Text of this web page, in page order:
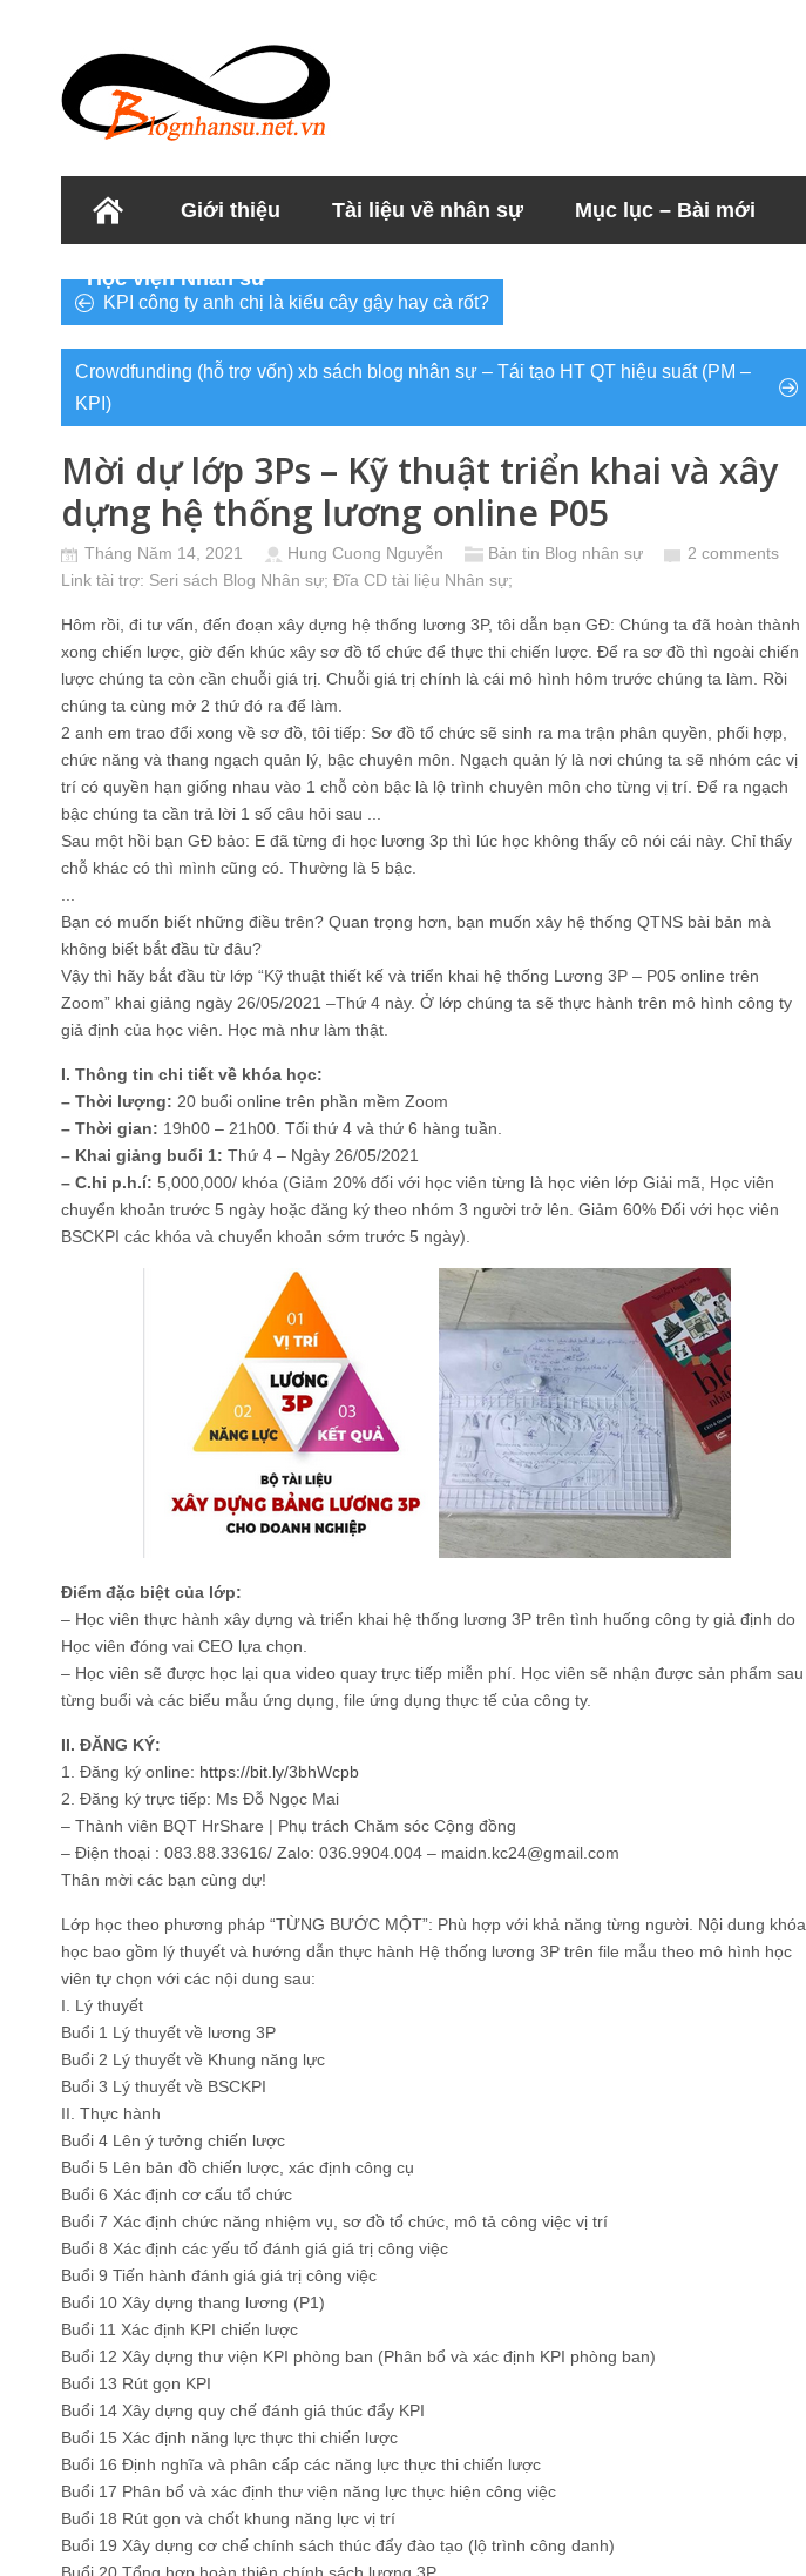
Giới thiệu Tài liệu về nhân sự Mục lục – Bài mới
Học viện Nhân sư
KPI công ty anh chị là kiểu cây gậy hay cà rốt?
Crowdfunding (hỗ trợ vốn) xb sách blog nhân sự – Tái tạo HT QT hiệu suất (PM –
KPI)
Mời dự lớp 3Ps – Kỹ thuật triển khai và xây
dựng hệ thống lương online P05
Tháng Năm 14, 2021 Hung Cuong Nguyễn Bản tin Blog nhân sự
2 comments
Link tài trợ: Seri sách Blog Nhân sự; Đĩa CD tài liệu Nhân sự;
Hôm rồi, đi tư vấn, đến đoạn xây dựng hệ thống lương 3P, tôi dẫn bạn GĐ: Chúng ta đã hoàn thành
xong chiến lược, giờ đến khúc xây sơ đồ tổ chức để thực thi chiến lược. Để ra sơ đồ thì ngoài chiến
lược chúng ta còn cần chuỗi giá trị. Chuỗi giá trị chính là cái mô hình hôm trước chúng ta làm. Rồi
chúng ta cùng mở 2 thứ đó ra để làm.
2 anh em trao đổi xong về sơ đồ, tôi tiếp: Sơ đồ tổ chức sẽ sinh ra ma trận phân quyền, phối hợp,
chức năng và thang ngạch quản lý, bậc chuyên môn. Ngạch quản lý là nơi chúng ta sẽ nhóm các vị
trí có quyền hạn giống nhau vào 1 chỗ còn bậc là lộ trình chuyên môn cho từng vị trí. Để ra ngạch
bậc chúng ta cần trả lời 1 số câu hỏi sau ...
Sau một hồi bạn GĐ bảo: E đã từng đi học lương 3p thì lúc học không thấy cô nói cái này. Chỉ thấy
chỗ khác có thì mình cũng có. Thường là 5 bậc.
Bạn có muốn biết những điều trên? Quan trọng hơn, bạn muốn xây hệ thống QTNS bài bản mà
không biết bắt đầu từ đâu?
Vậy thì hãy bắt đầu từ lớp “Kỹ thuật thiết kế và triển khai hệ thống Lương 3P – P05 online trên
Zoom” khai giảng ngày 26/05/2021 –Thứ 4 này. Ở lớp chúng ta sẽ thực hành trên mô hình công ty
giả định của học viên. Học mà như làm thật.
I. Thông tin chi tiết về khóa học:
– Thời lượng: 20 buổi online trên phần mềm Zoom
– Thời gian: 19h00 – 21h00. Tối thứ 4 và thứ 6 hàng tuần.
– Khai giảng buổi 1: Thứ 4 – Ngày 26/05/2021
– C.hi p.h.í: 5,000,000/ khóa (Giảm 20% đối với học viên từng là học viên lớp Giải mã, Học viên
chuyển khoản trước 5 ngày hoặc đăng ký theo nhóm 3 người trở lên. Giảm 60% Đối với học viên
BSCKPI các khóa và chuyển khoản sớm trước 5 ngày).
Điểm đặc biệt của lớp:
– Học viên thực hành xây dựng và triển khai hệ thống lương 3P trên tình huống công ty giả định do
Học viên đóng vai CEO lựa chọn.
– Học viên sẽ được học lại qua video quay trực tiếp miễn phí. Học viên sẽ nhận được sản phẩm sau
từng buổi và các biểu mẫu ứng dụng, file ứng dụng thực tế của công ty.
II. ĐĂNG KÝ:
1. Đăng ký online: https://bit.ly/3bhWcpb
2. Đăng ký trực tiếp: Ms Đỗ Ngọc Mai
– Thành viên BQT HrShare | Phụ trách Chăm sóc Cộng đồng
– Điện thoại : 083.88.33616/ Zalo: 036.9904.004 – maidn.kc24@gmail.com
Thân mời các bạn cùng dự!
Lớp học theo phương pháp “TỪNG BƯỚC MỘT”: Phù hợp với khả năng từng người. Nội dung khóa
học bao gồm lý thuyết và hướng dẫn thực hành Hệ thống lương 3P trên file mẫu theo mô hình học
viên tự chọn với các nội dung sau:
I. Lý thuyết
Buổi 1 Lý thuyết về lương 3P
Buổi 2 Lý thuyết về Khung năng lực
Buổi 3 Lý thuyết về BSCKPI
II. Thực hành
Buổi 4 Lên ý tưởng chiến lược
Buổi 5 Lên bản đồ chiến lược, xác định công cụ
Buổi 6 Xác định cơ cấu tổ chức
Buổi 7 Xác định chức năng nhiệm vụ, sơ đồ tổ chức, mô tả công việc vị trí
Buổi 8 Xác định các yếu tố đánh giá giá trị công việc
Buổi 9 Tiến hành đánh giá giá trị công việc
Buổi 10 Xây dựng thang lương (P1)
Buổi 11 Xác định KPI chiến lược
Buổi 12 Xây dựng thư viện KPI phòng ban (Phân bổ và xác định KPI phòng ban)
Buổi 13 Rút gọn KPI
Buổi 14 Xây dựng quy chế đánh giá thúc đẩy KPI
Buổi 15 Xác định năng lực thực thi chiến lược
Buổi 16 Định nghĩa và phân cấp các năng lực thực thi chiến lược
Buổi 17 Phân bổ và xác định thư viện năng lực thực hiện công việc
Buổi 18 Rút gọn và chốt khung năng lực vị trí
Buổi 19 Xây dựng cơ chế chính sách thúc đẩy đào tạo (lộ trình công danh)
Buổi 20 Tổng hợp hoàn thiện chính sách lương 3P